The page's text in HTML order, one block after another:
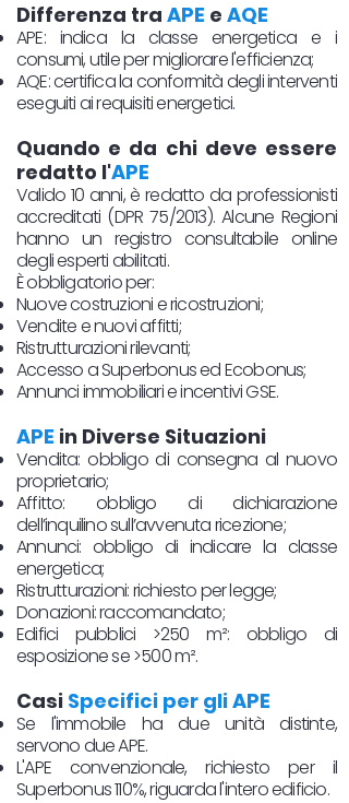
Differenza tra APE e AQE
APE: indica la classe energetica e i
consumi, utile per migliorare l'efficienza;
AQE: certifica la conformità degli interventi
eseguiti ai requisiti energetici.
Quando e da chi deve essere
redatto l'APE
Valido 10 anni, è redatto da professionisti
accreditati (DPR 75/2013). Alcune Regioni
hanno un registro consultabile online
degli esperti abilitati.
È obbligatorio per:
Nuove costruzioni e ricostruzioni;
Vendite e nuovi affitti;
Ristrutturazioni rilevanti;
Accesso a Superbonus ed Ecobonus;
Annunci immobiliari e incentivi GSE.
APE in Diverse Situazioni
Vendita: obbligo di consegna al nuovo
proprietario;
Affitto: obbligo di dichiarazione
dell’inquilino sull’avvenuta ricezione;
Annunci: obbligo di indicare la classe
energetica;
Ristrutturazioni: richiesto per legge;
Donazioni: raccomandato;
Edifici pubblici >250 m²: obbligo di
esposizione se >500 m².
Casi Specifici per gli APE
Se l'immobile ha due unità distinte,
servono due APE.
L'APE convenzionale, richiesto per il
Superbonus 110%, riguarda l'intero edificio.